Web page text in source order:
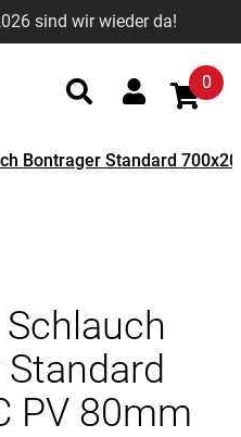
sind wir wieder da!
0
Bontrager Standard
PV 80mm